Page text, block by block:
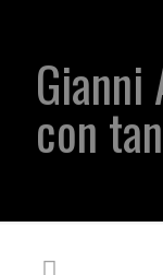
Gianni
con